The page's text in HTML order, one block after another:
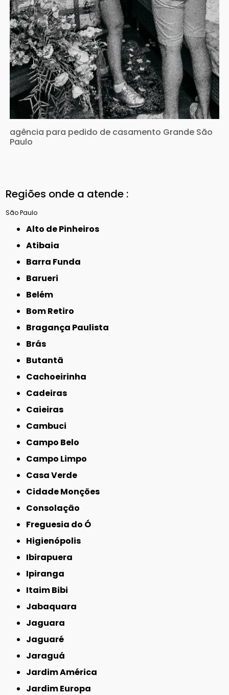
agência para pedido de casamento Grande São
Paulo
Regiões onde a atende :
São Paulo
Alto de Pinheiros
Atibaia
Barra Funda
Barueri
Belém
Bom Retiro
Bragança Paulista
Brás
Butantã
Cachoeirinha
Cadeiras
Caieiras
Cambuci
Campo Belo
Campo Limpo
Casa Verde
Cidade Monções
Consolação
Freguesia do Ó
Higienópolis
Ibirapuera
Ipiranga
Itaim Bibi
Jabaquara
Jaguara
Jaguaré
Jaraguá
Jardim América
Jardim Europa